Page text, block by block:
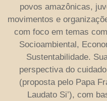
povos amazônicas,
movimentos e
com foco em temas
Socioambiental,
Sustentabilidade.
perspectiva do
(proposta pelo Papa
Laudato Si’), com